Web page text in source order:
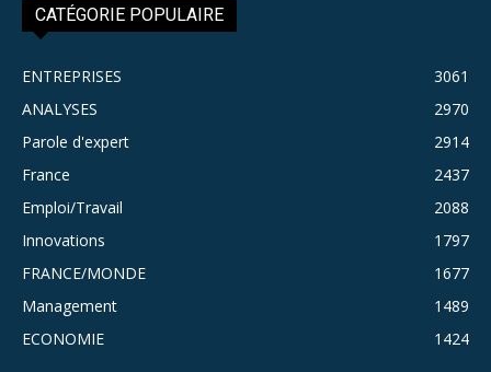
CATÉGORIE POPULAIRE
ENTREPRISES
3061
ANALYSES
2970
Parole d'expert
2914
France
2437
Emploi/Travail
2088
Innovations
1797
FRANCE/MONDE
1677
Management
1489
ECONOMIE
1424